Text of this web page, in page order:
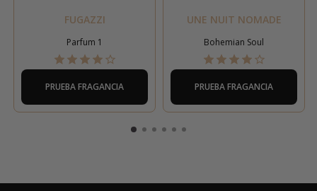
FUGAZZI
Parfum 1
PRUEBA FRAGANCIA
UNE NUIT NOMADE
Bohemian Soul
PRUEBA FRAGANCIA